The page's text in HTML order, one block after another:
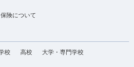
険について
校 高校
大学・専門学校